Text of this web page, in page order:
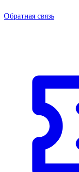
Обратная связь